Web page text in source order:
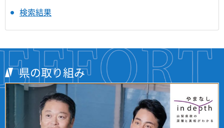
検索結果
県の取り組み